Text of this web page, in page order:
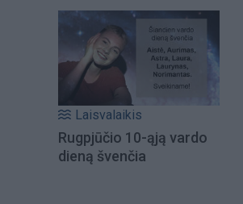
Laisvalaikis
Rugpjūčio 10-ąją vardo
dieną švenčia